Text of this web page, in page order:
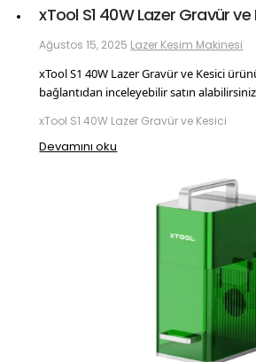
xTool S1 40W Lazer Gravür ve
Ağustos 15, 2025 Lazer Kesim Makinesi
xTool S1 40W Lazer Gravür ve Kesici
bağlantıdan inceleyebilir satın
xTool S1 40W Lazer Gravür ve Kesici
Devamını oku